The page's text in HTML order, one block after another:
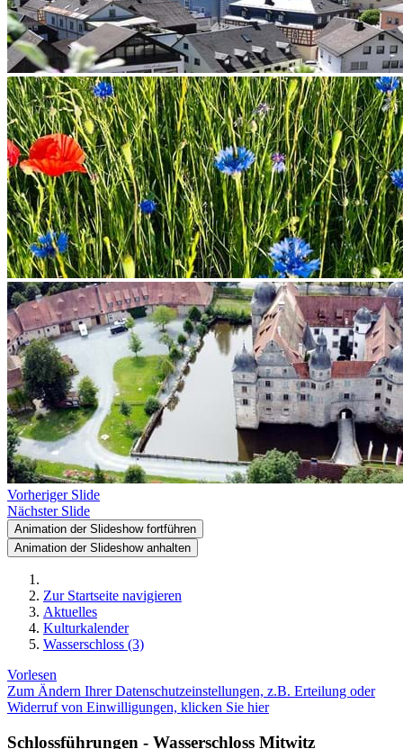
Vorheriger Slide
Nächster Slide
Animation der Slideshow fortführen
Animation der Slideshow anhalten
Zur Startseite navigieren
Aktuelles
Kulturkalender
Wasserschloss (3)
Vorlesen
Zum Ändern Ihrer Datenschutzeinstellungen, z.B. Erteilung oder
Widerruf von Einwilligungen, klicken Sie hier
Schlossführungen - Wasserschloss Mitwitz